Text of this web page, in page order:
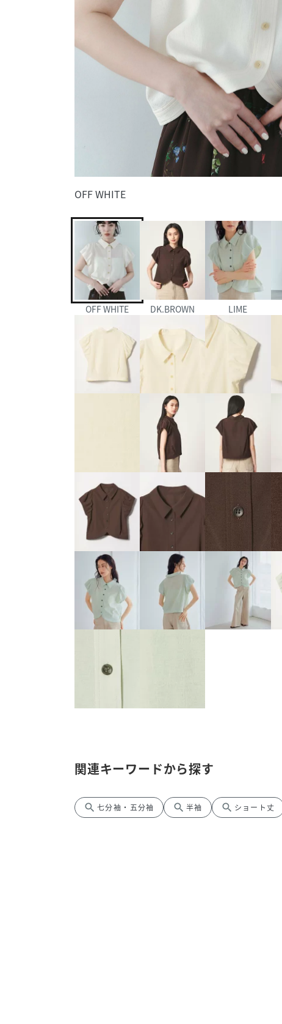
OFF WHITE
OFF WHITE DK.BROWN LIME
関連キーワードから探す
search 七分袖・五分袖 search 半袖 search ショート丈